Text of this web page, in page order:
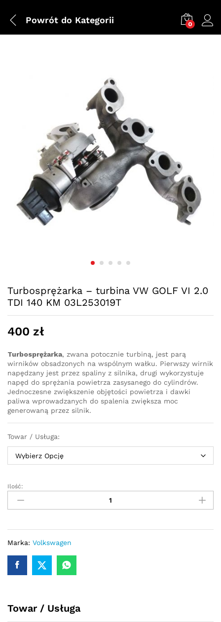
Powrót do Kategorii 0
Turbosprężarka – turbina VW GOLF VI 2.0
TDI 140 KM 03L253019T
400 zł
Turbosprężarka, zwana potocznie turbiną, jest parą
wirników obsadzonych na wspólnym wałku. Pierwszy wirnik
napędzany jest przez spaliny z silnika, drugi wykorzystuje
napęd do sprężania powietrza zasysanego do cylindrów.
Jednoczesne zwiększenie objętości powietrza i dawki
paliwa wprowadzanych do spalenia zwiększa moc
generowaną przez silnik.
Towar / Usługa:
Turbosprężarka
turbina
GOLF
VI
TDI
140
quantity
Ilość:
Marka: Volkswagen
Towar / Usługa